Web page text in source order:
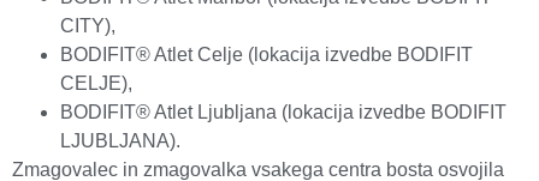
CITY),
BODIFIT® Atlet Celje (lokacija izvedbe BODIFIT
CELJE),
BODIFIT® Atlet Ljubljana (lokacija izvedbe BODIFIT
LJUBLJANA).
Zmagovalec in zmagovalka vsakega centra bosta osvojila